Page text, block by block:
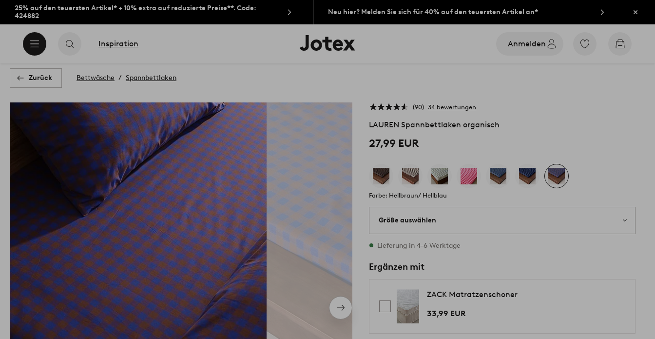
25% auf den teuersten Artikel* + 10% extra auf reduzierte Preise**. Code:
424882
Neu hier? Melden Sie sich für 40% auf den teuersten Artikel an*
Inspiration
Jotex-
Logo
Anmelden
Zu
Zum
Zurück Bettwäsche Spannbettlaken
Nächstes
Produkt
90 34 bewertungen
LAUREN Spannbettlaken organisch
27,99 EUR
Farbe: Hellbraun/ Hellblau
Größe auswählen
Alle Größen vorrätig
Lieferung in 4-6 Werktage
Ergänzen mit
ZACK Matratzenschoner
33,99 EUR